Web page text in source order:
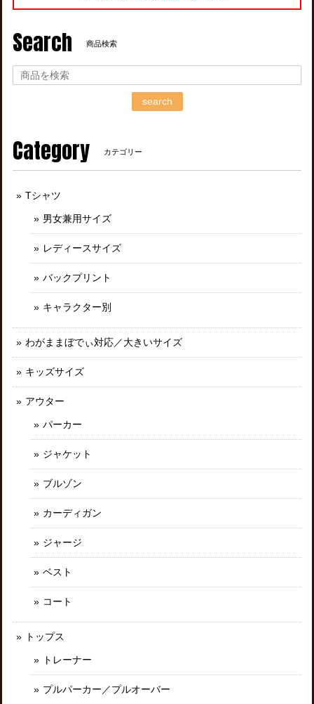
Search 商品検索
search
Category カテゴリー
Tシャツ
男女兼用サイズ
レディースサイズ
バックプリント
キャラクター別
わがままぼでぃ対応／大きいサイズ
キッズサイズ
アウター
パーカー
ジャケット
ブルゾン
カーディガン
ジャージ
ベスト
コート
トップス
トレーナー
プルパーカー／プルオーバー